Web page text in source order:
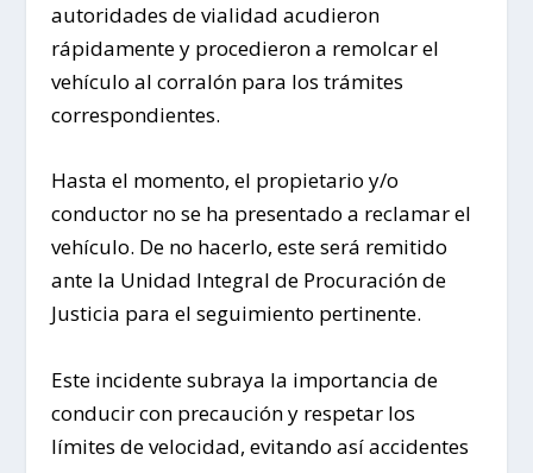
autoridades de vialidad acudieron
rápidamente y procedieron a remolcar el
vehículo al corralón para los trámites
correspondientes.
Hasta el momento, el propietario y/o
conductor no se ha presentado a reclamar el
vehículo. De no hacerlo, este será remitido
ante la Unidad Integral de Procuración de
Justicia para el seguimiento pertinente.
Este incidente subraya la importancia de
conducir con precaución y respetar los
límites de velocidad, evitando así accidentes